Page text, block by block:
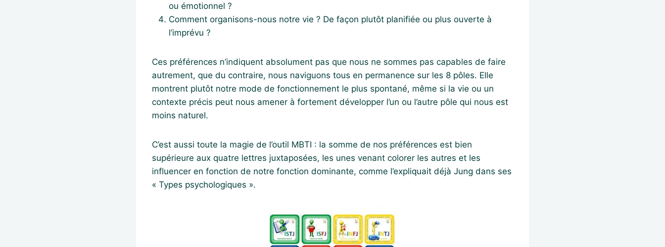
ou émotionnel ?
Comment organisons-nous notre vie ? De façon plutôt planifiée ou plus ouverte à
l’imprévu ?
Ces préférences n’indiquent absolument pas que nous ne sommes pas capables de faire
autrement, que du contraire, nous naviguons tous en permanence sur les 8 pôles. Elle
montrent plutôt notre mode de fonctionnement le plus spontané, même si la vie ou un
contexte précis peut nous amener à fortement développer l’un ou l’autre pôle qui nous est
moins naturel.
C’est aussi toute la magie de l’outil MBTI : la somme de nos préférences est bien
supérieure aux quatre lettres juxtaposées, les unes venant colorer les autres et les
influencer en fonction de notre fonction dominante, comme l’expliquait déjà Jung dans ses
« Types psychologiques ».